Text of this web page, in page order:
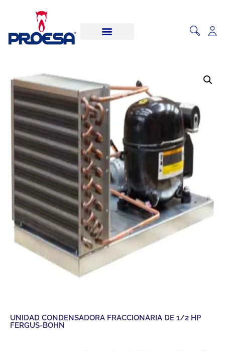
UNIDAD CONDENSADORA FRACCIONARIA DE 1/2 HP
FERGUS-BOHN